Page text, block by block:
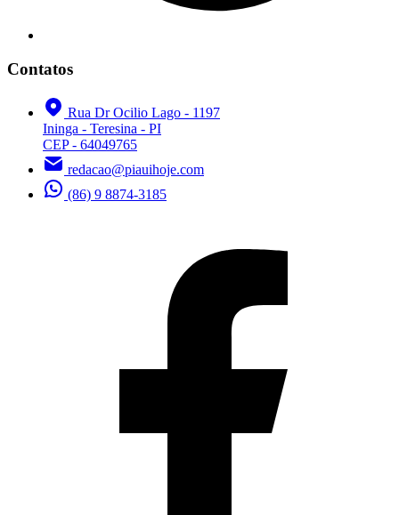
Contatos
Rua Dr Ocilio Lago - 1197
Ininga - Teresina - PI
CEP - 64049765
redacao@piauihoje.com
(86) 9 8874-3185